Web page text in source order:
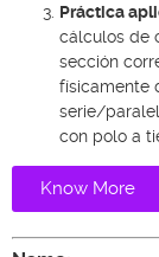
Práctica
cálculos de
sección
físicamente
serie/
con polo a
Know More